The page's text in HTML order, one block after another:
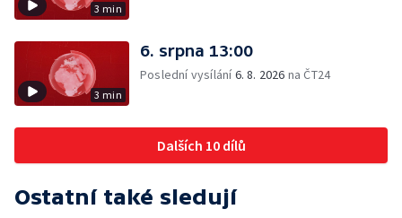
3 min
3 min
6. srpna 13:00
Poslední vysílání6. 8. 2026 na ČT24
Dalších 10 dílů
Ostatní také sledují